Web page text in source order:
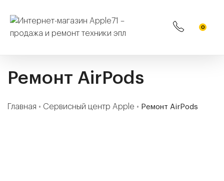
0
Ремонт AirPods
Главная • Сервисный центр Apple • Ремонт AirPods